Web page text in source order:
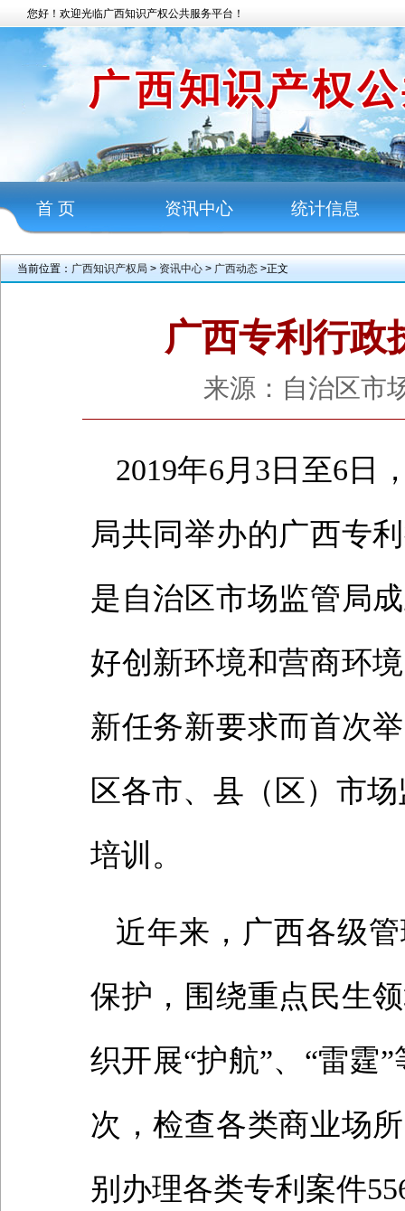
您好！欢迎光临广西知识产权公共服务平台！
首 页 资讯中心 统计信息
当前位置： 广西知识产权局 > 资讯中心 > 广西动态 >正文
广西专利行政
来源：自治区
2019年6月3日至6日
局共同举办的广西专
是自治区市场监管局
好创新环境和营商环
新任务新要求而首次
区各市、县（区）市
培训。
近年来，广西各级
保护，围绕重点民生
织开展“护航”、“雷霆
次，检查各类商业场
别办理各类专利案件